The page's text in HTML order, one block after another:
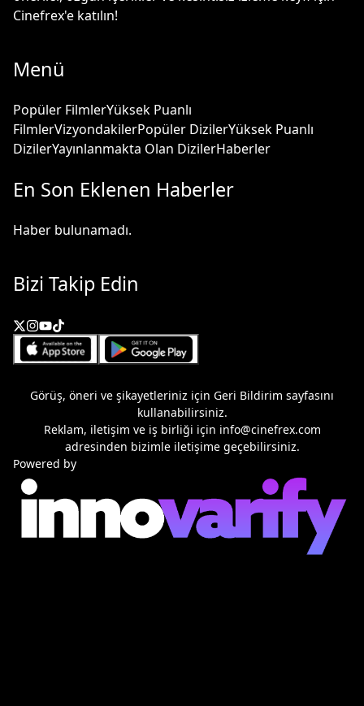
Cinefrex'e katılın!
Menü
Popüler FilmlerYüksek Puanlı
FilmlerVizyondakilerPopüler DizilerYüksek Puanlı
DizilerYayınlanmakta Olan DizilerHaberler
En Son Eklenen Haberler
Haber bulunamadı.
Bizi Takip Edin
Görüş, öneri ve şikayetleriniz için Geri Bildirim sayfasını
kullanabilirsiniz.
Reklam, iletişim ve iş birliği için info@cinefrex.com
adresinden bizimle iletişime geçebilirsiniz.
Powered by